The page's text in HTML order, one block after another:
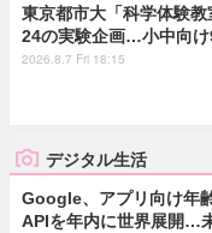
東京都市大「科学体験教
24の実験企画…小中向
2026.8.7 Fri 18:15
デジタル生活
Google、アプリ向け年
APIを年内に世界展開…